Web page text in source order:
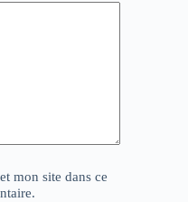
mon site dans ce